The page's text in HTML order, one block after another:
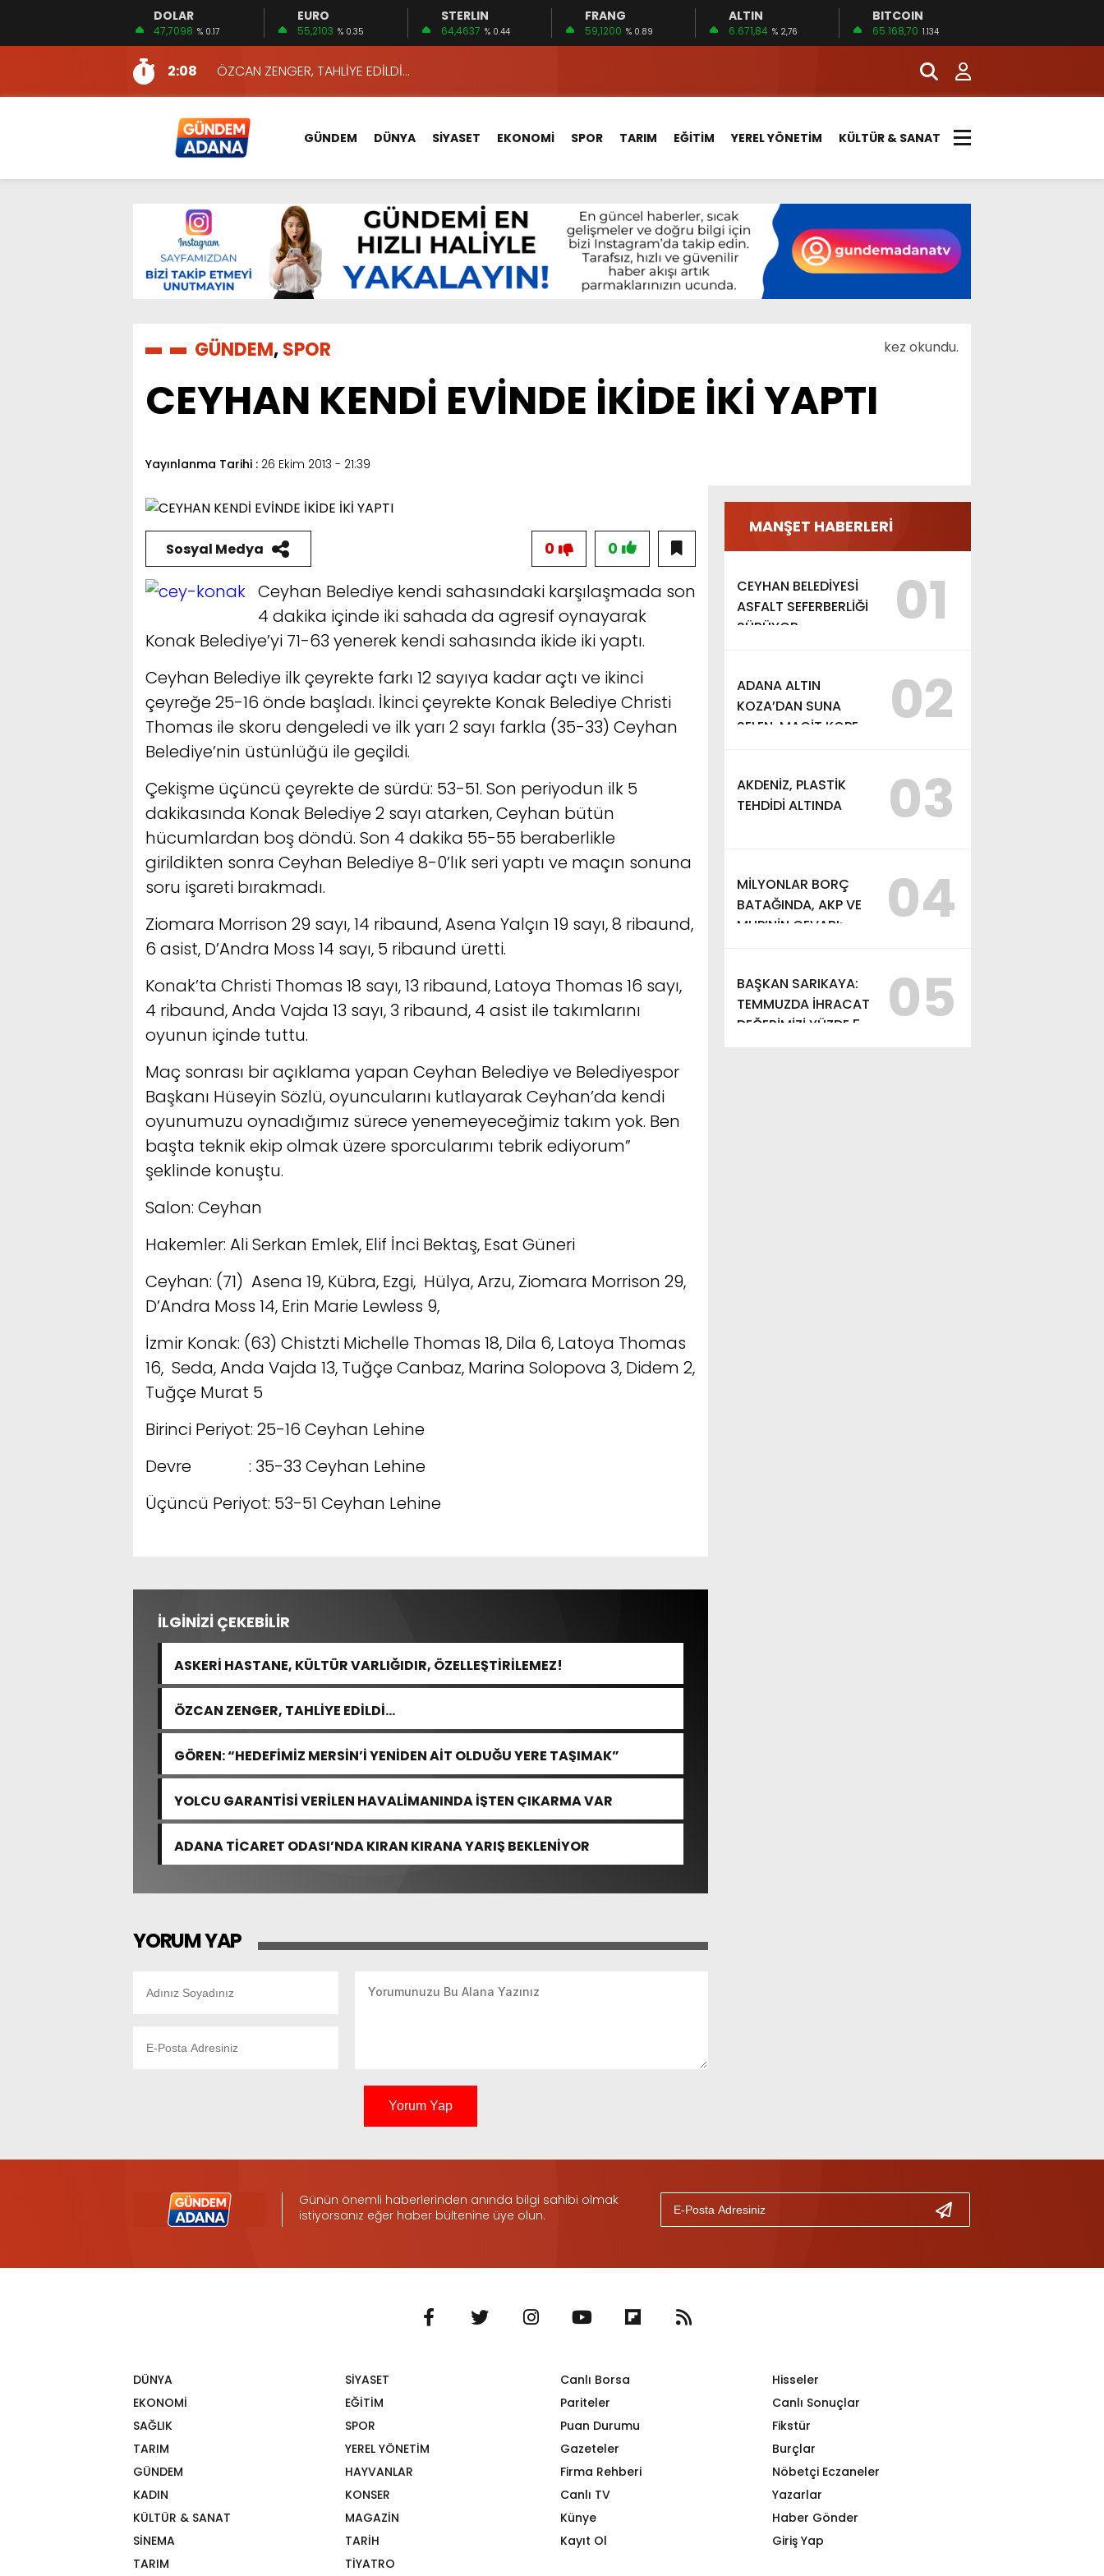
DOLAR
47,7098 % 0.17
EURO
55,2103 % 0.35
STERLIN
64,4637 % 0.44
FRANG
59,1200 % 0.89
ALTIN
6.671,84 % 2,76
BITCOIN
65.168,70 1.134
13:10
İKİNCİ 500’DE ADANA’DAN 15 FİRMA
13:16
2:08
ÖZCAN ZENGER, TAHLİYE EDİLDİ…
16:00
AKILLI MERCEK HERKES İÇİN UYGUN MU?
10:06
ADANA’DAKİ CİNAYETLER MECLİSTE KONUŞULDU
13:54
NACAR: ESNAFIN SAĞLIK HİZMETLERİNİ KONUŞTUK
13:19
NACAR, DAHA İYİ SAĞLIK HİZMETLERİ İÇİN SAHADA
SULAMA KANALLARINDAKİ BOĞULMALARI ÖNLEMEK İÇİN GÖRÜŞTÜLER…
14:24
HERKES İÇİN ERİŞİLEBİLİR BEYİN SAĞLIĞI!
14:22
EMEKLİLER EN DÜŞÜK EMEKLİ AYLIĞININ 40 BİN LİRA OLMASINI İSTİYOR!
13:10
İKİNCİ 500’DE ADANA’DAN 15 FİRMA
GÜNDEM DÜNYA SİYASET EKONOMİ SPOR TARIM EĞİTİM YEREL YÖNETİM KÜLTÜR & SANAT
GÜNDEM,SPOR kez okundu.
CEYHAN KENDİ EVİNDE İKİDE İKİ YAPTI
Yayınlanma Tarihi : 26 Ekim 2013 - 21:39
MANŞET HABERLERİ
CEYHAN BELEDİYESİ
ASFALT SEFERBERLİĞİ
SÜRÜYOR
01
ADANA ALTIN
KOZA’DAN SUNA
SELEN, MACİT KOPER
02
AKDENİZ, PLASTİK
TEHDİDİ ALTINDA
03
MİLYONLAR BORÇ
BATAĞINDA, AKP VE
MHP’NİN CEVABI:
04
BAŞKAN SARIKAYA:
TEMMUZDA İHRACAT
DEĞERİMİZİ YÜZDE 54
05
Sosyal Medya 0
0
Ceyhan Belediye kendi sahasındaki karşılaşmada son
4 dakika içinde iki sahada da agresif oynayarak
Konak Belediye’yi 71-63 yenerek kendi sahasında ikide iki yaptı.
Ceyhan Belediye ilk çeyrekte farkı 12 sayıya kadar açtı ve ikinci
çeyreğe 25-16 önde başladı. İkinci çeyrekte Konak Belediye Christi
Thomas ile skoru dengeledi ve ilk yarı 2 sayı farkla (35-33) Ceyhan
Belediye’nin üstünlüğü ile geçildi.
Çekişme üçüncü çeyrekte de sürdü: 53-51. Son periyodun ilk 5
dakikasında Konak Belediye 2 sayı atarken, Ceyhan bütün
hücumlardan boş döndü. Son 4 dakika 55-55 beraberlikle
girildikten sonra Ceyhan Belediye 8-0’lık seri yaptı ve maçın sonuna
soru işareti bırakmadı.
Ziomara Morrison 29 sayı, 14 ribaund, Asena Yalçın 19 sayı, 8 ribaund,
6 asist, D’Andra Moss 14 sayı, 5 ribaund üretti.
Konak’ta Christi Thomas 18 sayı, 13 ribaund, Latoya Thomas 16 sayı,
4 ribaund, Anda Vajda 13 sayı, 3 ribaund, 4 asist ile takımlarını
oyunun içinde tuttu.
Maç sonrası bir açıklama yapan Ceyhan Belediye ve Belediyespor
Başkanı Hüseyin Sözlü, oyuncularını kutlayarak Ceyhan’da kendi
oyunumuzu oynadığımız sürece yenemeyeceğimiz takım yok. Ben
başta teknik ekip olmak üzere sporcularımı tebrik ediyorum”
şeklinde konuştu.
Salon: Ceyhan
Hakemler: Ali Serkan Emlek, Elif İnci Bektaş, Esat Güneri
Ceyhan: (71) Asena 19, Kübra, Ezgi, Hülya, Arzu, Ziomara Morrison 29,
D’Andra Moss 14, Erin Marie Lewless 9,
İzmir Konak: (63) Chistzti Michelle Thomas 18, Dila 6, Latoya Thomas
16, Seda, Anda Vajda 13, Tuğçe Canbaz, Marina Solopova 3, Didem 2,
Tuğçe Murat 5
Birinci Periyot: 25-16 Ceyhan Lehine
Devre : 35-33 Ceyhan Lehine
Üçüncü Periyot: 53-51 Ceyhan Lehine
İLGİNİZİ ÇEKEBİLİR
ASKERİ HASTANE, KÜLTÜR VARLIĞIDIR, ÖZELLEŞTİRİLEMEZ!
ÖZCAN ZENGER, TAHLİYE EDİLDİ…
GÖREN: “HEDEFİMİZ MERSİN’İ YENİDEN AİT OLDUĞU YERE TAŞIMAK”
YOLCU GARANTİSİ VERİLEN HAVALİMANINDA İŞTEN ÇIKARMA VAR
ADANA TİCARET ODASI’NDA KIRAN KIRANA YARIŞ BEKLENİYOR
YORUM YAP
Yorum Yap
Günün önemli haberlerinden anında bilgi sahibi olmak
istiyorsanız eğer haber bültenine üye olun.
DÜNYA
SİYASET
EKONOMİ
EĞİTİM
SAĞLIK
SPOR
TARIM
YEREL YÖNETİM
GÜNDEM
HAYVANLAR
KADIN
KONSER
KÜLTÜR & SANAT
MAGAZİN
SİNEMA
TARİH
TARIM
TİYATRO
Canlı Borsa
Hisseler
Pariteler
Canlı Sonuçlar
Puan Durumu
Fikstür
Gazeteler
Burçlar
Firma Rehberi
Nöbetçi Eczaneler
Canlı TV
Yazarlar
Künye
Haber Gönder
Kayıt Ol
Giriş Yap